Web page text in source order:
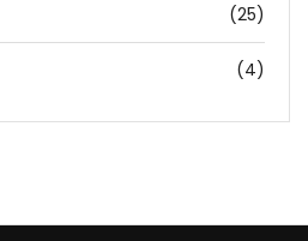
(25)
(4)